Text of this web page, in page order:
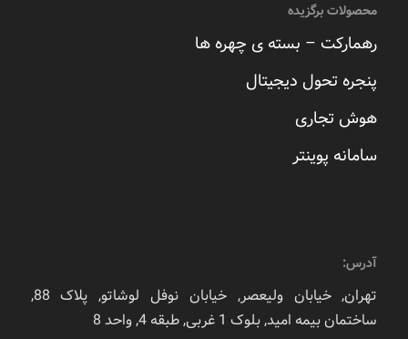
محصولات برگزیده
رهمارکت – بسته ی چهره ها
پنجره تحول دیجیتال
هوش تجاری
سامانه پوینتر
آدرس:
تهران, خیابان ولیعصر, خیابان نوفل لوشاتو, پلاک 88,
ساختمان بیمه امید, بلوک 1 غربی, طبقه 4, واحد 8